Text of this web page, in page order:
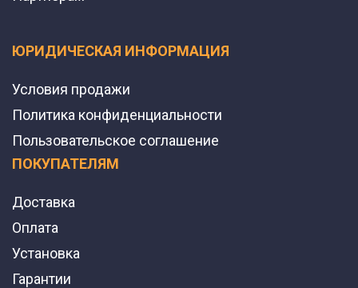
ЮРИДИЧЕСКАЯ ИНФОРМАЦИЯ
Условия продажи
Политика конфиденциальности
Пользовательское соглашение
ПОКУПАТЕЛЯМ
Доставка
Оплата
Установка
Гарантии